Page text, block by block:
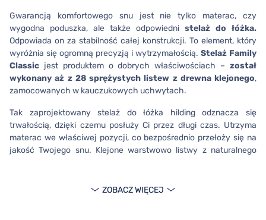
Gwarancją komfortowego snu jest nie tylko materac, czy
wygodna poduszka, ale także odpowiedni stelaż do łóżka.
Odpowiada on za stabilność całej konstrukcji. To element, który
wyróżnia się ogromną precyzją i wytrzymałością. Stelaż Family
Classic jest produktem o dobrych właściwościach – został
wykonany aż z 28 sprężystych listew z drewna klejonego,
zamocowanych w kauczukowych uchwytach.
Tak zaprojektowany stelaż do łóżka hilding odznacza się
trwałością, dzięki czemu posłuży Ci przez długi czas. Utrzyma
materac we właściwej pozycji, co bezpośrednio przełoży się na
jakość Twojego snu. Klejone warstwowo listwy z naturalnego
stelaż do łóżka hilding jest dodatkowo wyposażony w funkcję
ZOBACZ WIĘCEJ